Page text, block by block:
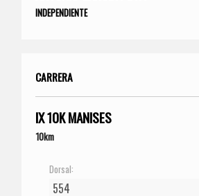
INDEPENDIENTE
CARRERA
IX 10K MANISES
10km
Dorsal: